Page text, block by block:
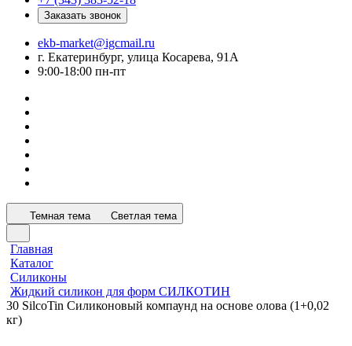
Заказать звонок
ekb-market@igcmail.ru
г. Екатеринбург, улица Косарева, 91А
9:00-18:00 пн-пт
Темная тема Светлая тема
Главная
Каталог
Силиконы
Жидкий силикон для форм СИЛКОТИН
30 SilcoTin Силиконовый компаунд на основе олова (1+0,02
кг)